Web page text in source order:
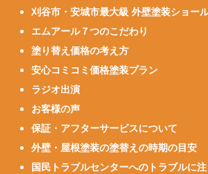
刈谷市・安城市最大級 外壁塗装ショー
エムアール７つのこだわり
塗り替え価格の考え方
安心コミコミ価格塗装プラン
ラジオ出演
お客様の声
保証・アフターサービスについて
外壁・屋根塗装の塗替えの時期の目安
国民トラブルセンターへのトラブルに注